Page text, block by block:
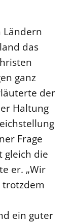
Ländern
das
ganz
der
Haltung
Frage
gleich die
er. „Wir
trotzdem
ein guter